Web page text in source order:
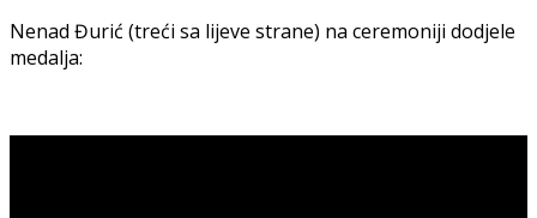
Nenad Đurić (treći sa lijeve strane) na ceremoniji dodjele
medalja: